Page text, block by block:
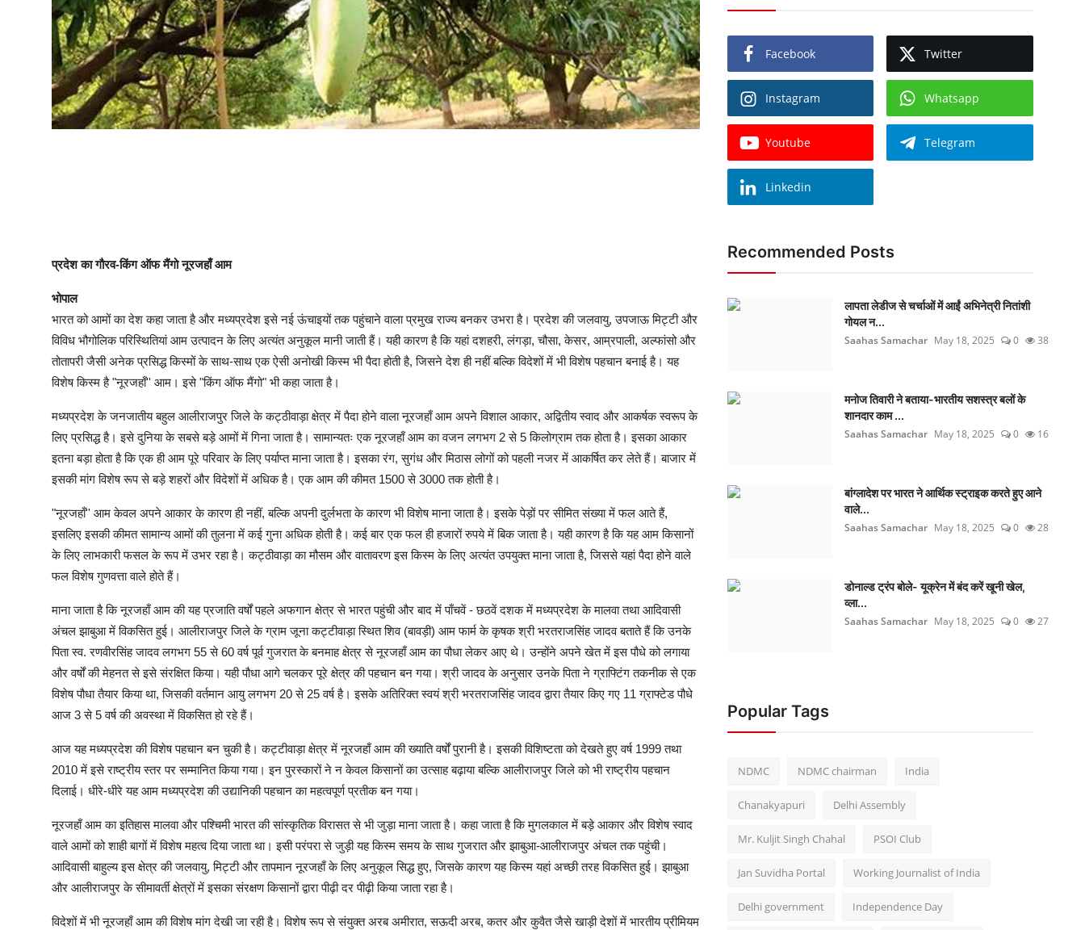
प्रदेश का गौरव-किंग ऑफ मैंगो नूरजहाँ आम
भोपाल
भारत को आमों का देश कहा जाता है और मध्यप्रदेश इसे नई ऊंचाइयों तक पहुंचाने वाला प्रमुख राज्य बनकर उभरा है। प्रदेश की जलवायु, उपजाऊ मिट्टी और
विविध भौगोलिक परिस्थितियां आम उत्पादन के लिए अत्यंत अनुकूल मानी जाती हैं। यही कारण है कि यहां दशहरी, लंगड़ा, चौसा, केसर, आम्रपाली, अल्फांसो और
तोतापरी जैसी अनेक प्रसिद्ध किस्मों के साथ-साथ एक ऐसी अनोखी किस्म भी पैदा होती है, जिसने देश ही नहीं बल्कि विदेशों में भी विशेष पहचान बनाई है। यह
विशेष किस्म है "नूरजहाँ'' आम। इसे "किंग ऑफ मैंगो" भी कहा जाता है।
मध्यप्रदेश के जनजातीय बहुल आलीराजपुर जिले के कट्ठीवाड़ा क्षेत्र में पैदा होने वाला नूरजहाँ आम अपने विशाल आकार, अद्वितीय स्वाद और आकर्षक स्वरूप के
लिए प्रसिद्ध है। इसे दुनिया के सबसे बड़े आमों में गिना जाता है। सामान्यतः एक नूरजहाँ आम का वजन लगभग 2 से 5 किलोग्राम तक होता है। इसका आकार
इतना बड़ा होता है कि एक ही आम पूरे परिवार के लिए पर्याप्त माना जाता है। इसका रंग, सुगंध और मिठास लोगों को पहली नजर में आकर्षित कर लेते हैं। बाजार में
इसकी मांग विशेष रूप से बड़े शहरों और विदेशों में अधिक है। एक आम की कीमत 1500 से 3000 तक होती है।
"नूरजहाँ'' आम केवल अपने आकार के कारण ही नहीं, बल्कि अपनी दुर्लभता के कारण भी विशेष माना जाता है। इसके पेड़ों पर सीमित संख्या में फल आते हैं,
इसलिए इसकी कीमत सामान्य आमों की तुलना में कई गुना अधिक होती है। कई बार एक फल ही हजारों रुपये में बिक जाता है। यही कारण है कि यह आम किसानों
के लिए लाभकारी फसल के रूप में उभर रहा है। कट्ठीवाड़ा का मौसम और वातावरण इस किस्म के लिए अत्यंत उपयुक्त माना जाता है, जिससे यहां पैदा होने वाले
फल विशेष गुणवत्ता वाले होते हैं।
माना जाता है कि नूरजहाँ आम की यह प्रजाति वर्षों पहले अफगान क्षेत्र से भारत पहुंची और बाद में पाँचवें - छठवें दशक में मध्यप्रदेश के मालवा तथा आदिवासी
अंचल झाबुआ में विकसित हुई। आलीराजपुर जिले के ग्राम जूना कट्टीवाड़ा स्थित शिव (बावड़ी) आम फार्म के कृषक श्री भरतराजसिंह जादव बताते हैं कि उनके
पिता स्व. रणवीरसिंह जादव लगभग 55 से 60 वर्ष पूर्व गुजरात के बनमाह क्षेत्र से नूरजहाँ आम का पौधा लेकर आए थे। उन्होंने अपने खेत में इस पौधे को लगाया
और वर्षों की मेहनत से इसे संरक्षित किया। यही पौधा आगे चलकर पूरे क्षेत्र की पहचान बन गया। श्री जादव के अनुसार उनके पिता ने ग्राफ्टिंग तकनीक से एक
विशेष पौधा तैयार किया था, जिसकी वर्तमान आयु लगभग 20 से 25 वर्ष है। इसके अतिरिक्त स्वयं श्री भरतराजसिंह जादव द्वारा तैयार किए गए 11 ग्राफ्टेड पौधे
आज 3 से 5 वर्ष की अवस्था में विकसित हो रहे हैं।
आज यह मध्यप्रदेश की विशेष पहचान बन चुकी है। कट्टीवाड़ा क्षेत्र में नूरजहाँ आम की ख्याति वर्षों पुरानी है। इसकी विशिष्टता को देखते हुए वर्ष 1999 तथा
2010 में इसे राष्ट्रीय स्तर पर सम्मानित किया गया। इन पुरस्कारों ने न केवल किसानों का उत्साह बढ़ाया बल्कि आलीराजपुर जिले को भी राष्ट्रीय पहचान
दिलाई। धीरे-धीरे यह आम मध्यप्रदेश की उद्यानिकी पहचान का महत्वपूर्ण प्रतीक बन गया।
नूरजहाँ आम का इतिहास मालवा और पश्चिमी भारत की सांस्कृतिक विरासत से भी जुड़ा माना जाता है। कहा जाता है कि मुगलकाल में बड़े आकार और विशेष स्वाद
वाले आमों को शाही बागों में विशेष महत्व दिया जाता था। इसी परंपरा से जुड़ी यह किस्म समय के साथ गुजरात और झाबुआ-आलीराजपुर अंचल तक पहुंची।
आदिवासी बाहुल्य इस क्षेत्र की जलवायु, मिट्टी और तापमान नूरजहाँ के लिए अनुकूल सिद्ध हुए, जिसके कारण यह किस्म यहां अच्छी तरह विकसित हुई। झाबुआ
और आलीराजपुर के सीमावर्ती क्षेत्रों में इसका संरक्षण किसानों द्वारा पीढ़ी दर पीढ़ी किया जाता रहा है।
विदेशों में भी नूरजहाँ आम की विशेष मांग देखी जा रही है। विशेष रूप से संयुक्त अरब अमीरात, सऊदी अरब, कतर और कुवैत जैसे खाड़ी देशों में भारतीय प्रीमियम
Facebook Twitter
Instagram Whatsapp
Youtube Telegram
Linkedin
Recommended Posts
लापता लेडीज से चर्चाओं में आईं अभिनेत्री नितांशी
गोयल न...
Saahas Samachar May 18, 2025 0 38
मनोज तिवारी ने बताया-भारतीय सशस्त्र बलों के
शानदार काम ...
Saahas Samachar May 18, 2025 0 16
बांग्लादेश पर भारत ने आर्थिक स्ट्राइक करते हुए आने
वाले...
Saahas Samachar May 18, 2025 0 28
डोनाल्ड ट्रंप बोले- यूक्रेन में बंद करें खूनी खेल,
व्ला...
Saahas Samachar May 18, 2025 0 27
Popular Tags
NDMC NDMC chairman India
Chanakyapuri Delhi Assembly
Mr. Kuljit Singh Chahal PSOI Club
Jan Suvidha Portal Working Journalist of India
Delhi government Independence Day